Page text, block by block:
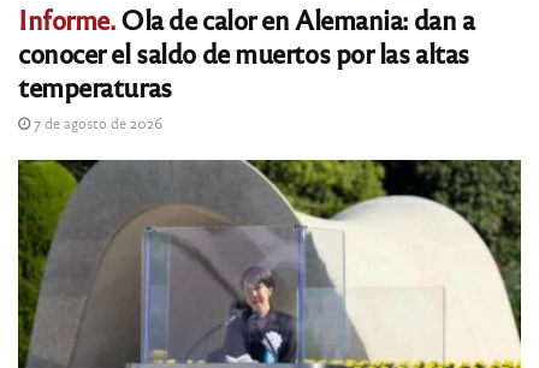
Informe.Ola de calor en Alemania: dan a
conocer el saldo de muertos por las altas
temperaturas
7 de agosto de 2026